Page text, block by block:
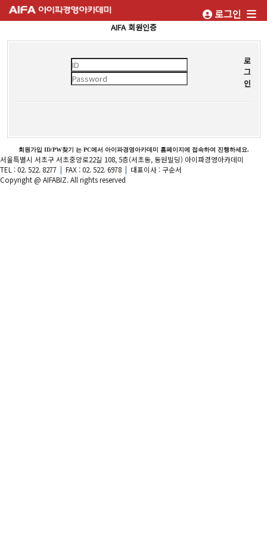
로그인
AIFA 회원인증
로
그
인
회원가입 ID/PW찾기 는 PC에서 아이파경영아카데미 홈페이지에 접속하여 진행하세요.
서울특별시 서초구 서초중앙로22길 108, 5층(서초동, 동원빌딩) 아이파경영아카데미
TEL : 02. 522. 8277 | FAX : 02. 522. 6978 | 대표이사 : 구순서
Copyright @ AIFABIZ. All rights reserved